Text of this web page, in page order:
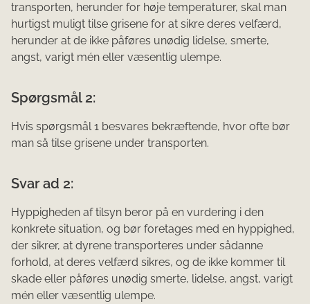
transporten, herunder for høje temperaturer, skal man
hurtigst muligt tilse grisene for at sikre deres velfærd,
herunder at de ikke påføres unødig lidelse, smerte,
angst, varigt mén eller væsentlig ulempe.
Spørgsmål 2:
Hvis spørgsmål 1 besvares bekræftende, hvor ofte bør
man så tilse grisene under transporten.
Svar ad 2:
Hyppigheden af tilsyn beror på en vurdering i den
konkrete situation, og bør foretages med en hyppighed,
der sikrer, at dyrene transporteres under sådanne
forhold, at deres velfærd sikres, og de ikke kommer til
skade eller påføres unødig smerte, lidelse, angst, varigt
mén eller væsentlig ulempe.